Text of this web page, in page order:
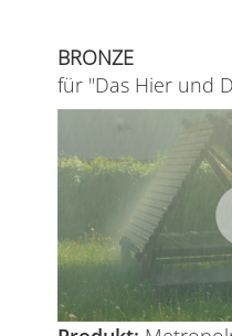
BRONZE
für "Das Hier und